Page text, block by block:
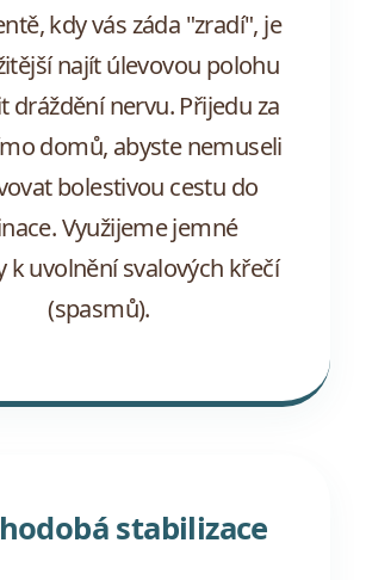
kdy vás záda "zradí", je
najít úlevovou polohu
dráždění nervu. Přijedu za
domů, abyste nemuseli
bolestivou cestu do
Využijeme jemné
k uvolnění svalových křečí
(spasmů).
stabilizace